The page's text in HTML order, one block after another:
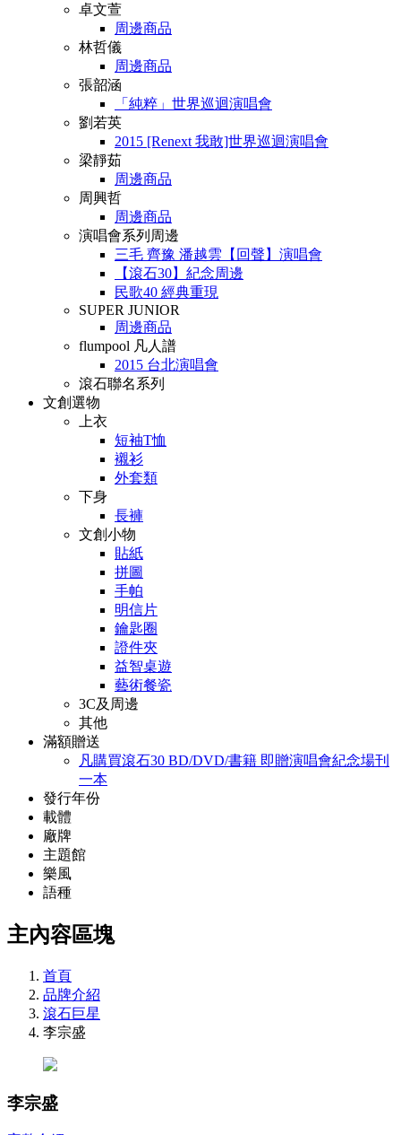
卓文萱
周邊商品
林哲儀
周邊商品
張韶涵
「純粹」世界巡迴演唱會
劉若英
2015 [Renext 我敢]世界巡迴演唱會
梁靜茹
周邊商品
周興哲
周邊商品
演唱會系列周邊
三毛 齊豫 潘越雲【回聲】演唱會
【滾石30】紀念周邊
民歌40 經典重現
SUPER JUNIOR
周邊商品
flumpool 凡人譜
2015 台北演唱會
滾石聯名系列
文創選物
上衣
短袖T恤
襯衫
外套類
下身
長褲
文創小物
貼紙
拼圖
手帕
明信片
鑰匙圈
證件夾
益智桌遊
藝術餐瓷
3C及周邊
其他
滿額贈送
凡購買滾石30 BD/DVD/書籍 即贈演唱會紀念場刊
一本
發行年份
載體
廠牌
主題館
樂風
語種
主內容區塊
首頁
品牌介紹
滾石巨星
李宗盛
李宗盛